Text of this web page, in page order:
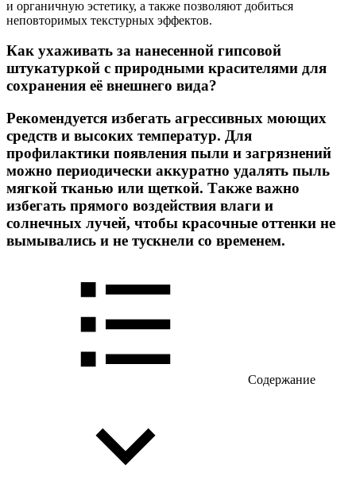
и органичную эстетику, а также позволяют добиться
неповторимых текстурных эффектов.
Как ухаживать за нанесенной гипсовой
штукатуркой с природными красителями для
сохранения её внешнего вида?
Рекомендуется избегать агрессивных моющих
средств и высоких температур. Для
профилактики появления пыли и загрязнений
можно периодически аккуратно удалять пыль
мягкой тканью или щеткой. Также важно
избегать прямого воздействия влаги и
солнечных лучей, чтобы красочные оттенки не
вымывались и не тускнели со временем.
Содержание